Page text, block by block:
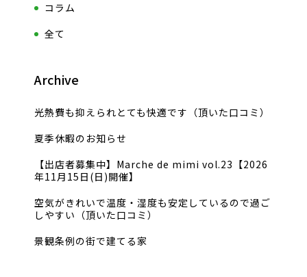
コラム
全て
Archive
光熱費も抑えられとても快適です（頂いた口コミ）
夏季休暇のお知らせ
【出店者募集中】Marche de mimi vol.23【2026
年11月15日(日)開催】
空気がきれいで温度・湿度も安定しているので過ご
しやすい（頂いた口コミ）
景観条例の街で建てる家